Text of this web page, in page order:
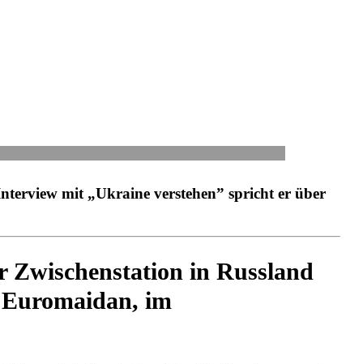
mit „Ukraine ver­ste­hen” spricht er über
Zwi­schen­sta­tion in Russ­land
im